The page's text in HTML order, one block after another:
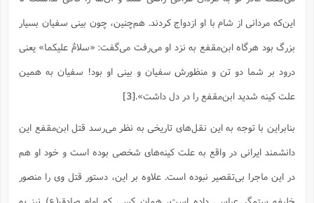
این‌که مردانی از شام با او ازدواج کردند. هم‌چنین، چون بینی سفیان بسیار
بزرگ بود هرگاه ابن‌مقفع به نزد او می‌رفت می‌گفت: «سلامٌ علیکما» یعنی
درود بر شما دو تن و منظورش سفیان و بینی او بود! سفیان به همین
علت کینه شدید ابن‌مقفع را در دل داشت».[3]
بنابراین با توجه به این نقل‌های تاریخی به نظر می‌رسد قتل ابن‌مقفع این
دانشمند ایرانی در واقع به علت کینه‌های شخصی بوده است و خود او هم
در این ماجرا بی‌تقصیر نبوده است. علاوه بر این، دستور قتل وی را منصور